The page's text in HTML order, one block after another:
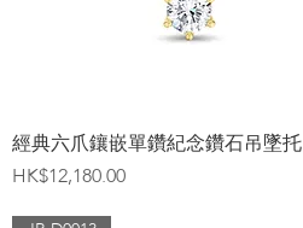
經典六爪鑲嵌單鑽紀念鑽石吊墜托
價格
HK$12,180.00